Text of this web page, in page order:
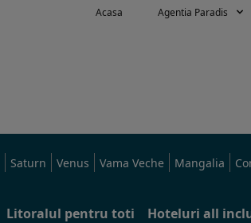
Acasa Agentia Paradis
Saturn Venus Vama Veche Mangalia
Litoralul pentru toti Hoteluri all